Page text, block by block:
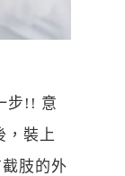
步!! 意
，裝上
肢的外